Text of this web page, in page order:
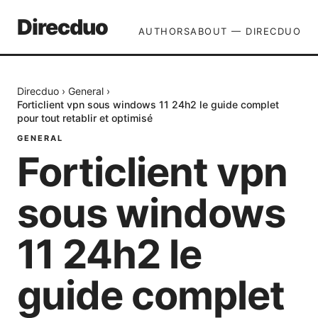
Direcduo AUTHORSABOUT — DIRECDUO
Direcduo › General ›
Forticlient vpn sous windows 11 24h2 le guide complet
pour tout retablir et optimisé
GENERAL
Forticlient vpn
sous windows
11 24h2 le
guide complet